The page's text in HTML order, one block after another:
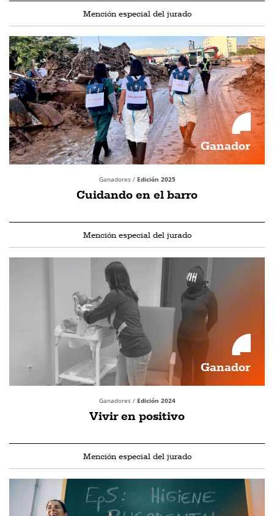
Mención especial del jurado
Ganador
Ganadores / Edición 2025
Cuidando en el barro
Mención especial del jurado
Ganador
Ganadores / Edición 2024
Vivir en positivo
Mención especial del jurado